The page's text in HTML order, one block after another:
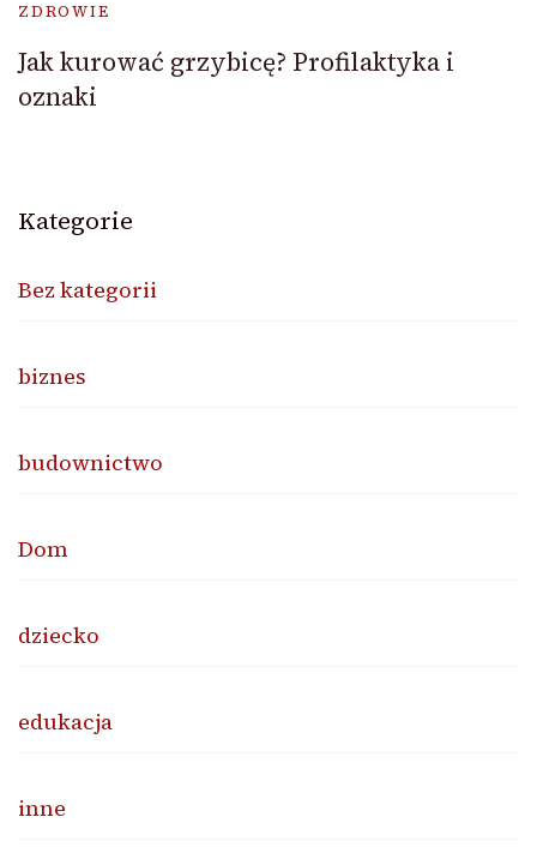
ZDROWIE
Jak kurować grzybicę? Profilaktyka i
oznaki
Kategorie
Bez kategorii
biznes
budownictwo
Dom
dziecko
edukacja
inne